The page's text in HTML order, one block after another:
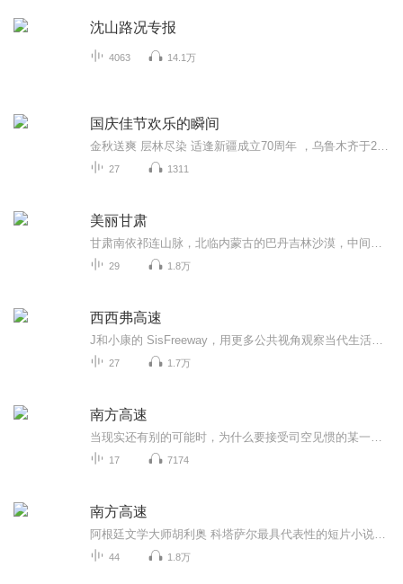
沈山路况专报
4063 14.1万
国庆佳节欢乐的瞬间
27 1311
美丽甘肃
29 1.8万
西西弗高速
27 1.7万
南方高速
17 7174
南方高速
44 1.8万